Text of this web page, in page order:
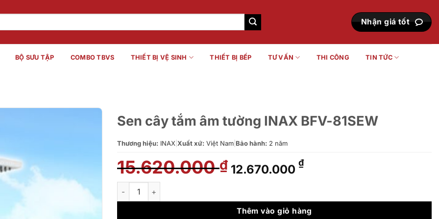
Nhận giá tốt
BỘ SƯU TẬP COMBO TBVS THIẾT BỊ VỆ SINH THIẾT BỊ BẾP TƯ VẤN THI CÔNG TIN TỨC
Sen cây tắm âm tường INAX BFV-81SEW
Thương hiệu: INAX Xuất xứ: Việt Nam Bảo hành: 2 năm
15.620.000₫ Giá
gốc
15.620.000 ₫.
12.670.000 ₫Giá
là:
12.670.000 ₫.
Sen cây tắm âm tường INAX BFV-81SEW số lượng
Thêm vào giỏ hàng